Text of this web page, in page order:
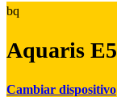
bq
Aquaris E5
Cambiar dispositivo